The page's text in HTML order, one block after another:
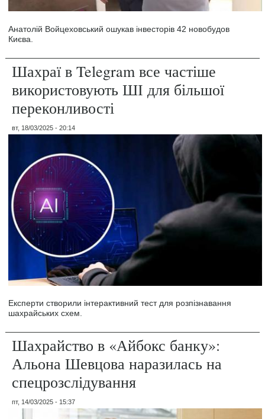
Анатолій Войцеховський ошукав інвесторів 42 новобудов
Києва.
Шахраї в Telegram все частіше
використовують ШІ для більшої
переконливості
вт, 18/03/2025 - 20:14
Експерти створили інтерактивний тест для розпізнавання
шахрайських схем.
Шахрайство в «Айбокс банку»:
Альона Шевцова наразилась на
спецрозслідування
пт, 14/03/2025 - 15:37